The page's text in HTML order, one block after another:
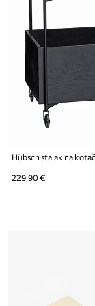
229,90 €